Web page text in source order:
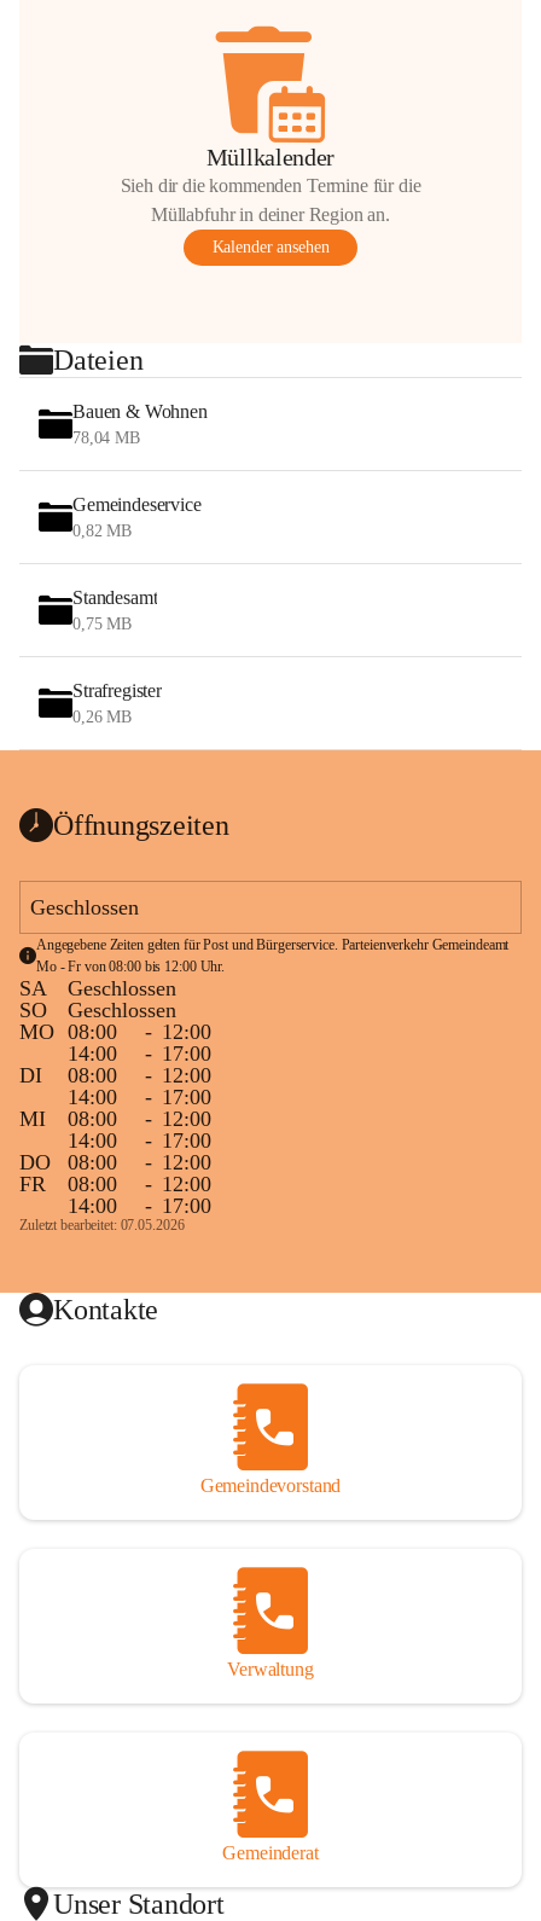
Müllkalender
Sieh dir die kommenden Termine für die
Müllabfuhr in deiner Region an.
Kalender ansehen
Dateien
Bauen & Wohnen
78,04 MB
Gemeindeservice
0,82 MB
Standesamt
0,75 MB
Strafregister
0,26 MB
Öffnungszeiten
Geschlossen
Angegebene Zeiten gelten für Post und Bürgerservice. Parteienverkehr Gemeindeamt
Mo - Fr von 08:00 bis 12:00 Uhr.
SA
Geschlossen
SO
Geschlossen
MO 08:00 - 12:00
14:00
- 17:00
DI
08:00 - 12:00
14:00
- 17:00
MI
08:00 - 12:00
14:00
- 17:00
DO
08:00 - 12:00
FR
08:00 - 12:00
14:00
- 17:00
Zuletzt bearbeitet: 07.05.2026
Kontakte
Gemeindevorstand
Verwaltung
Gemeinderat
Unser Standort